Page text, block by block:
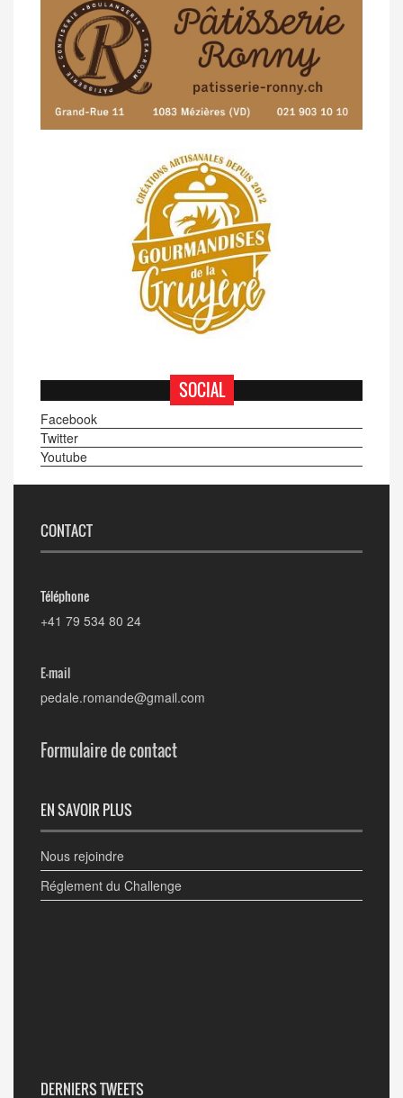
SOCIAL
Facebook
Twitter
Youtube
CONTACT
Téléphone
+41 79 534 80 24
E-mail
pedale.romande@gmail.com
Formulaire de contact
EN SAVOIR PLUS
Nous rejoindre
Réglement du Challenge
DERNIERS TWEETS